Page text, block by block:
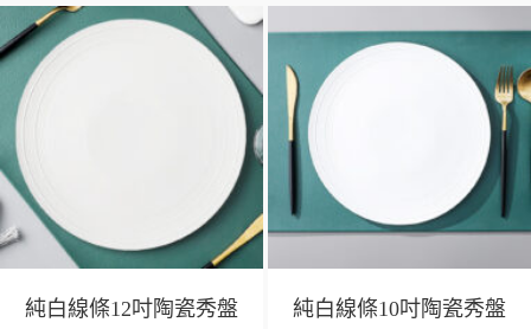
純白線條12吋陶瓷秀盤 純白線條10吋陶瓷秀盤